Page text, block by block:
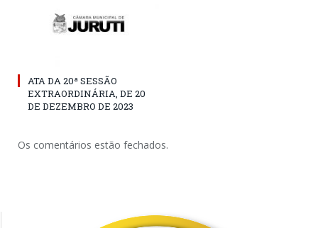
ATA DA 20ª SESSÃO
EXTRAORDINÁRIA, DE 20
DE DEZEMBRO DE 2023
Os comentários estão fechados.